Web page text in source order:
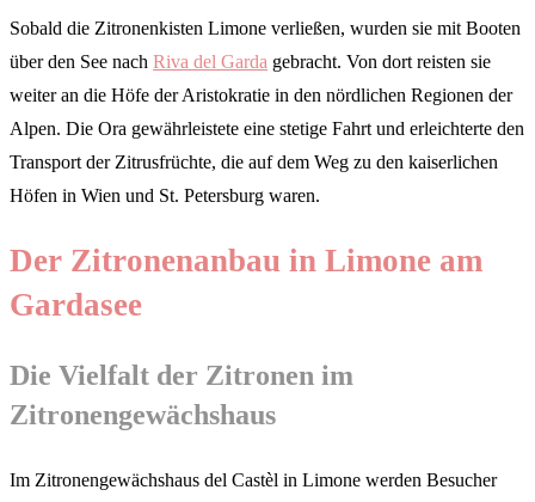
Sobald die Zitronenkisten Limone verließen, wurden sie mit Booten
über den See nach Riva del Garda gebracht. Von dort reisten sie
weiter an die Höfe der Aristokratie in den nördlichen Regionen der
Alpen. Die Ora gewährleistete eine stetige Fahrt und erleichterte den
Transport der Zitrusfrüchte, die auf dem Weg zu den kaiserlichen
Höfen in Wien und St. Petersburg waren.
Der Zitronenanbau in Limone am
Gardasee
Die Vielfalt der Zitronen im
Zitronengewächshaus
Im Zitronengewächshaus del Castèl in Limone werden Besucher